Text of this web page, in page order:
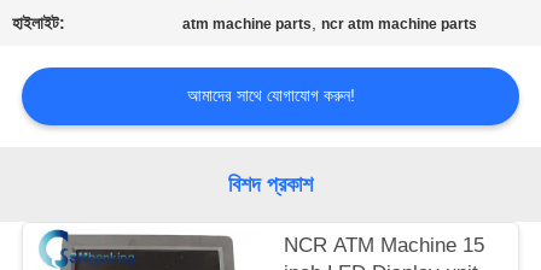
খবর
উদ্ধৃতির
জন্য
সাইট
হাইলাইট: atm machine parts,ncr atm machine parts
আমাদের সাথে যোগাযোগ করুন!
বিশদ প্রকাশ
NCR ATM Machine 15